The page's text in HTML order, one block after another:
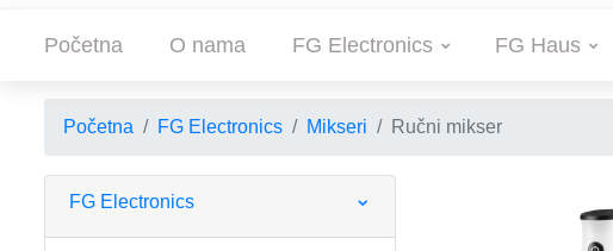
Početna O nama FG Electronics FG Haus
POČETNA
Početna FG Electronics Mikseri Ručni mikser
FG Electronics